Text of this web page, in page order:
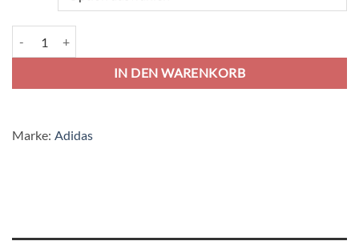
IN DEN WARENKORB
Marke: Adidas